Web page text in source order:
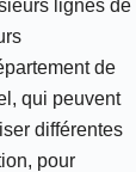
lignes de
de
qui peuvent
différentes
pour